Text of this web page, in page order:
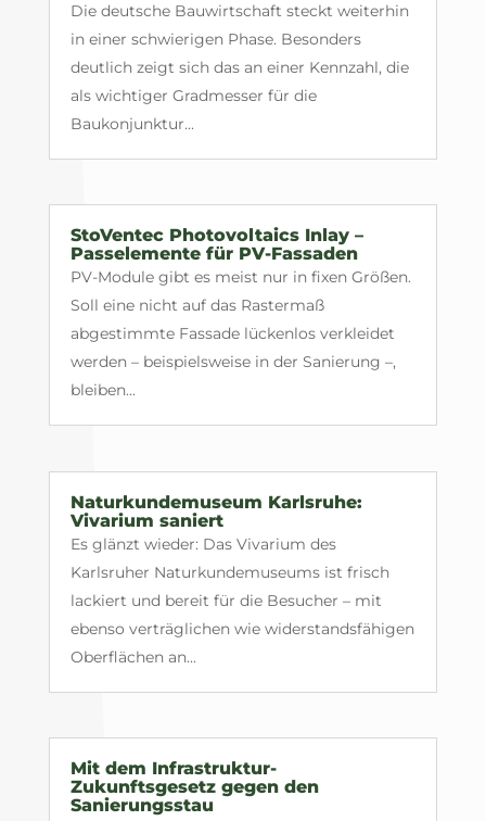
Die deutsche Bauwirtschaft steckt weiterhin
in einer schwierigen Phase. Besonders
deutlich zeigt sich das an einer Kennzahl, die
als wichtiger Gradmesser für die
Baukonjunktur...
StoVentec Photovoltaics Inlay –
Passelemente für PV-Fassaden
PV-Module gibt es meist nur in fixen Größen.
Soll eine nicht auf das Rastermaß
abgestimmte Fassade lückenlos verkleidet
werden – beispielsweise in der Sanierung –,
bleiben...
Naturkundemuseum Karlsruhe:
Vivarium saniert
Es glänzt wieder: Das Vivarium des
Karlsruher Naturkundemuseums ist frisch
lackiert und bereit für die Besucher – mit
ebenso verträglichen wie widerstandsfähigen
Oberflächen an...
Mit dem Infrastruktur-
Zukunftsgesetz gegen den
Sanierungsstau